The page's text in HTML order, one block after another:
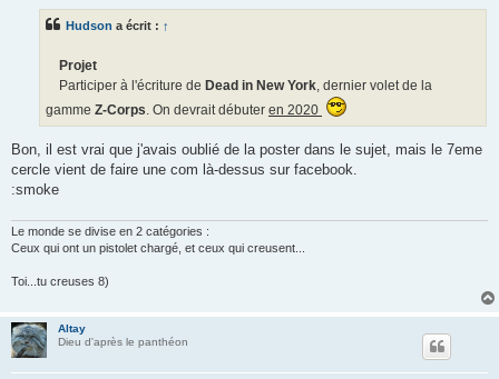
Hudson a écrit : ↑
Projet
Participer à l'écriture de Dead in New York, dernier volet de la
gamme Z-Corps. On devrait débuter en 2020
Bon, il est vrai que j'avais oublié de la poster dans le sujet, mais le 7eme
cercle vient de faire une com là-dessus sur facebook.
:smoke
Le monde se divise en 2 catégories :
Ceux qui ont un pistolet chargé, et ceux qui creusent...
Toi...tu creuses 8)
Altay
Dieu d'après le panthéon